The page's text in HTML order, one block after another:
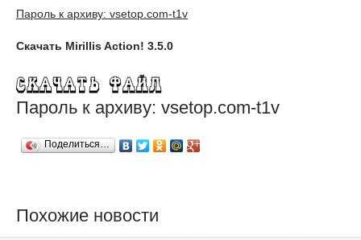
Пароль к архиву: vsetop.com-t1v
Скачать Mirillis Action! 3.5.0
Пароль к архиву: vsetop.com-t1v
Поделиться…
Похожие новости